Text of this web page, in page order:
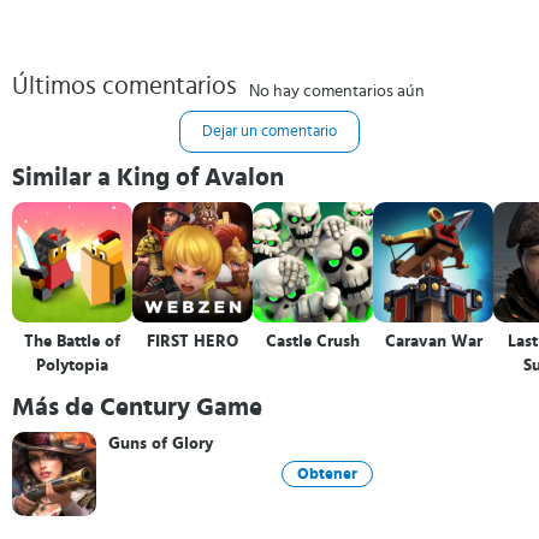
Últimos comentarios No hay comentarios aún
Dejar un comentario
Similar a King of Avalon
The Battle of
Polytopia
FIRST HERO Castle Crush Caravan War
Más de Century Game
Guns of Glory
Obtener